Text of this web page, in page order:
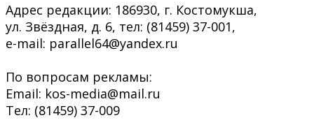
Адрес редакции: 186930, г. Костомукша,
ул. Звёздная, д. 6, тел: (81459) 37-001,
e-mail: parallel64@yandex.ru
По вопросам рекламы:
Email: kos-media@mail.ru
Тел: (81459) 37-009